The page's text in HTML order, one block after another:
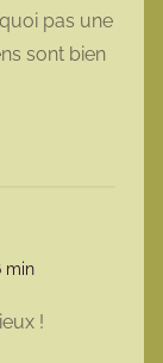
pas une
sont bien
min
!